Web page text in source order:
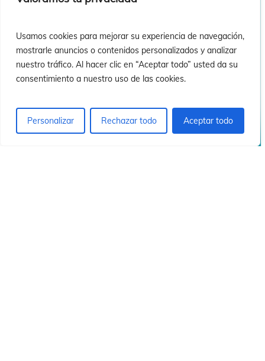
Usamos cookies para mejorar su experiencia de navegación,
mostrarle anuncios o contenidos personalizados y analizar
nuestro tráfico. Al hacer clic en “Aceptar todo” usted da su
consentimiento a nuestro uso de las cookies.
Personalizar Rechazar todo Aceptar todo